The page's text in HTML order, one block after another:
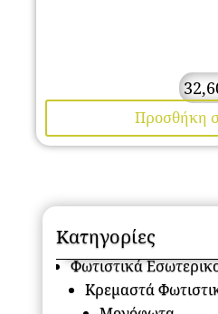
Προσθήκη
Κατηγορίες
Φωτιστικά
Κρεμαστά